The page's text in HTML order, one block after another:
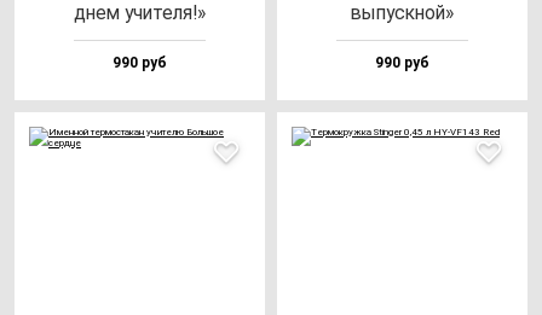
днем учи­те­ля!»
990 руб
вы­пус­кной»
990 руб